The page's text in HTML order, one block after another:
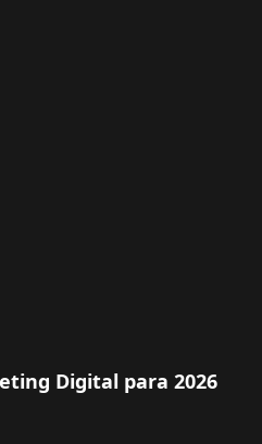
Digital para 2026